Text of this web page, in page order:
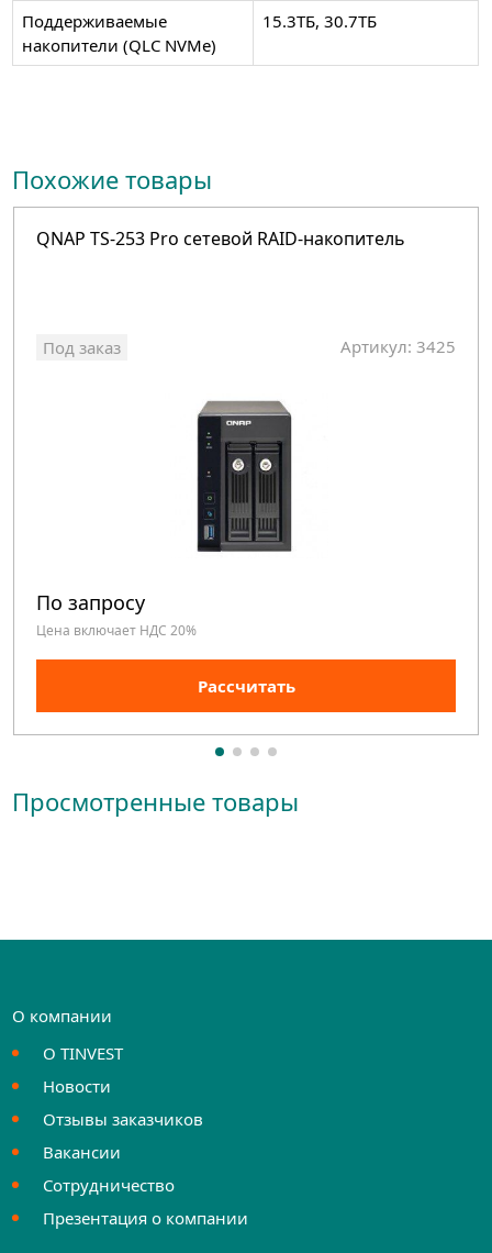
Поддерживаемые
накопители (QLC NVMe)
15.3ТБ, 30.7ТБ
Похожие товары
QNAP TS-253 Pro сетевой RAID-накопитель
Под заказ Артикул: 3425
По запросу
Цена включает НДС 20%
Рассчитать
Просмотренные товары
О компании
О TINVEST
Новости
Отзывы заказчиков
Вакансии
Сотрудничество
Презентация о компании